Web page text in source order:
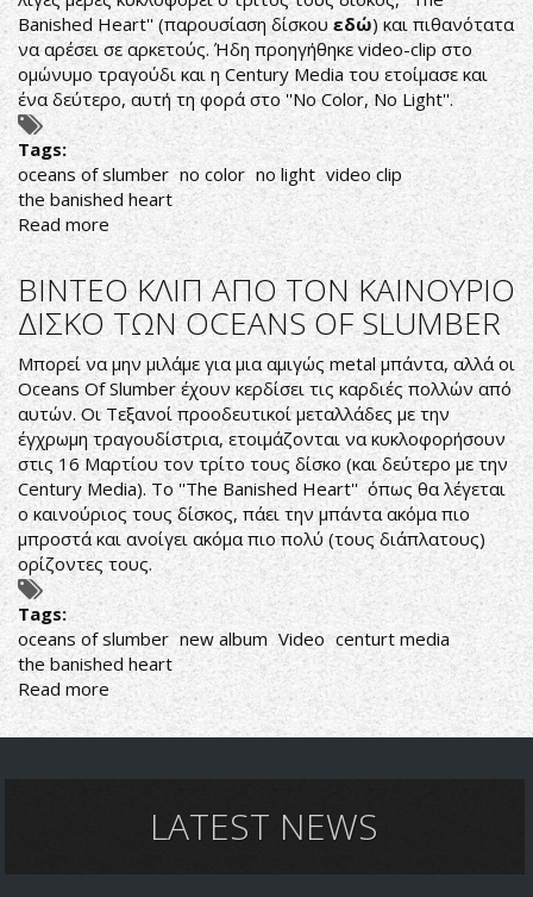
Banished Heart'' (παρουσίαση δίσκουεδώ) και πιθανότατα
να αρέσει σε αρκετούς. Ήδη προηγήθηκε video-clip στο
ομώνυμο τραγούδι και η Century Media του ετοίμασε και
ένα δεύτερο, αυτή τη φορά στο ''No Color, No Light''.
Tags:
oceans of slumber no color no light video clip
the banished heart
Read more about
OCEANS
OF
SLUMBER-
NO
COLOR,
NO
LIGHT
(OFFICIAL
VIDEO)
ΒΙΝΤΕΟ ΚΛΙΠ ΑΠΟ ΤΟΝ ΚΑΙΝΟΥΡΙΟ
ΔΙΣΚΟ ΤΩΝ OCEANS OF SLUMBER
Μπορεί να μην μιλάμε για μια αμιγώς metal μπάντα, αλλά οι
Oceans Of Slumber έχουν κερδίσει τις καρδιές πολλών από
αυτών. Οι Τεξανοί προοδευτικοί μεταλλάδες με την
έγχρωμη τραγουδίστρια, ετοιμάζονται να κυκλοφορήσουν
στις 16 Μαρτίου τον τρίτο τους δίσκο (και δεύτερο με την
Century Media). To ''The Banished Heart'' όπως θα λέγεται
ο καινούριος τους δίσκος, πάει την μπάντα ακόμα πιο
μπροστά και ανοίγει ακόμα πιο πολύ (τους διάπλατους)
ορίζοντες τους.
Tags:
oceans of slumber new album Video centurt media
the banished heart
Read moreabout
ΒΙΝΤΕΟ
ΚΛΙΠ
ΚΑΙΝΟΥΡΙΟ
ΔΙΣΚΟLATEST NEWS